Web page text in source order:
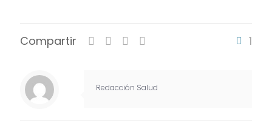
Compartir 1
Redacción Salud